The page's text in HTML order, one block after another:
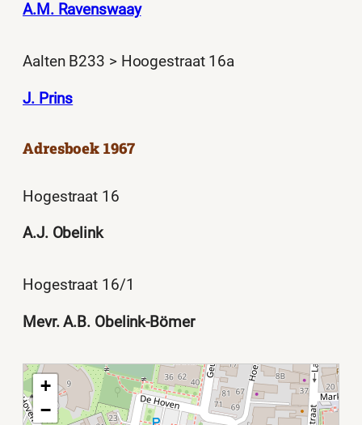
A.M. Ravenswaay
Aalten B233 > Hoogestraat 16a
J. Prins
Adresboek 1967
Hogestraat 16
A.J. Obelink
Hogestraat 16/1
Mevr. A.B. Obelink-Bömer
+
−